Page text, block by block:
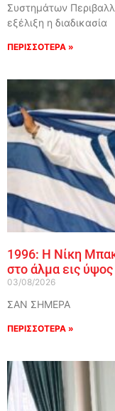
Συστημάτων
εξέλιξη η διαδικασία
ΠΕΡΙΣΣΟΤΕΡΑ »
1996: Η Νίκη
στο άλμα εις
03/08/2026
ΣΑΝ ΣΗΜΕΡΑ
ΠΕΡΙΣΣΟΤΕΡΑ »